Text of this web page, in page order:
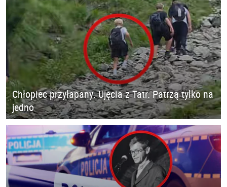
Chłopiec przyłapany. Ujęcia z Tatr. Patrzą tylko na
jedno